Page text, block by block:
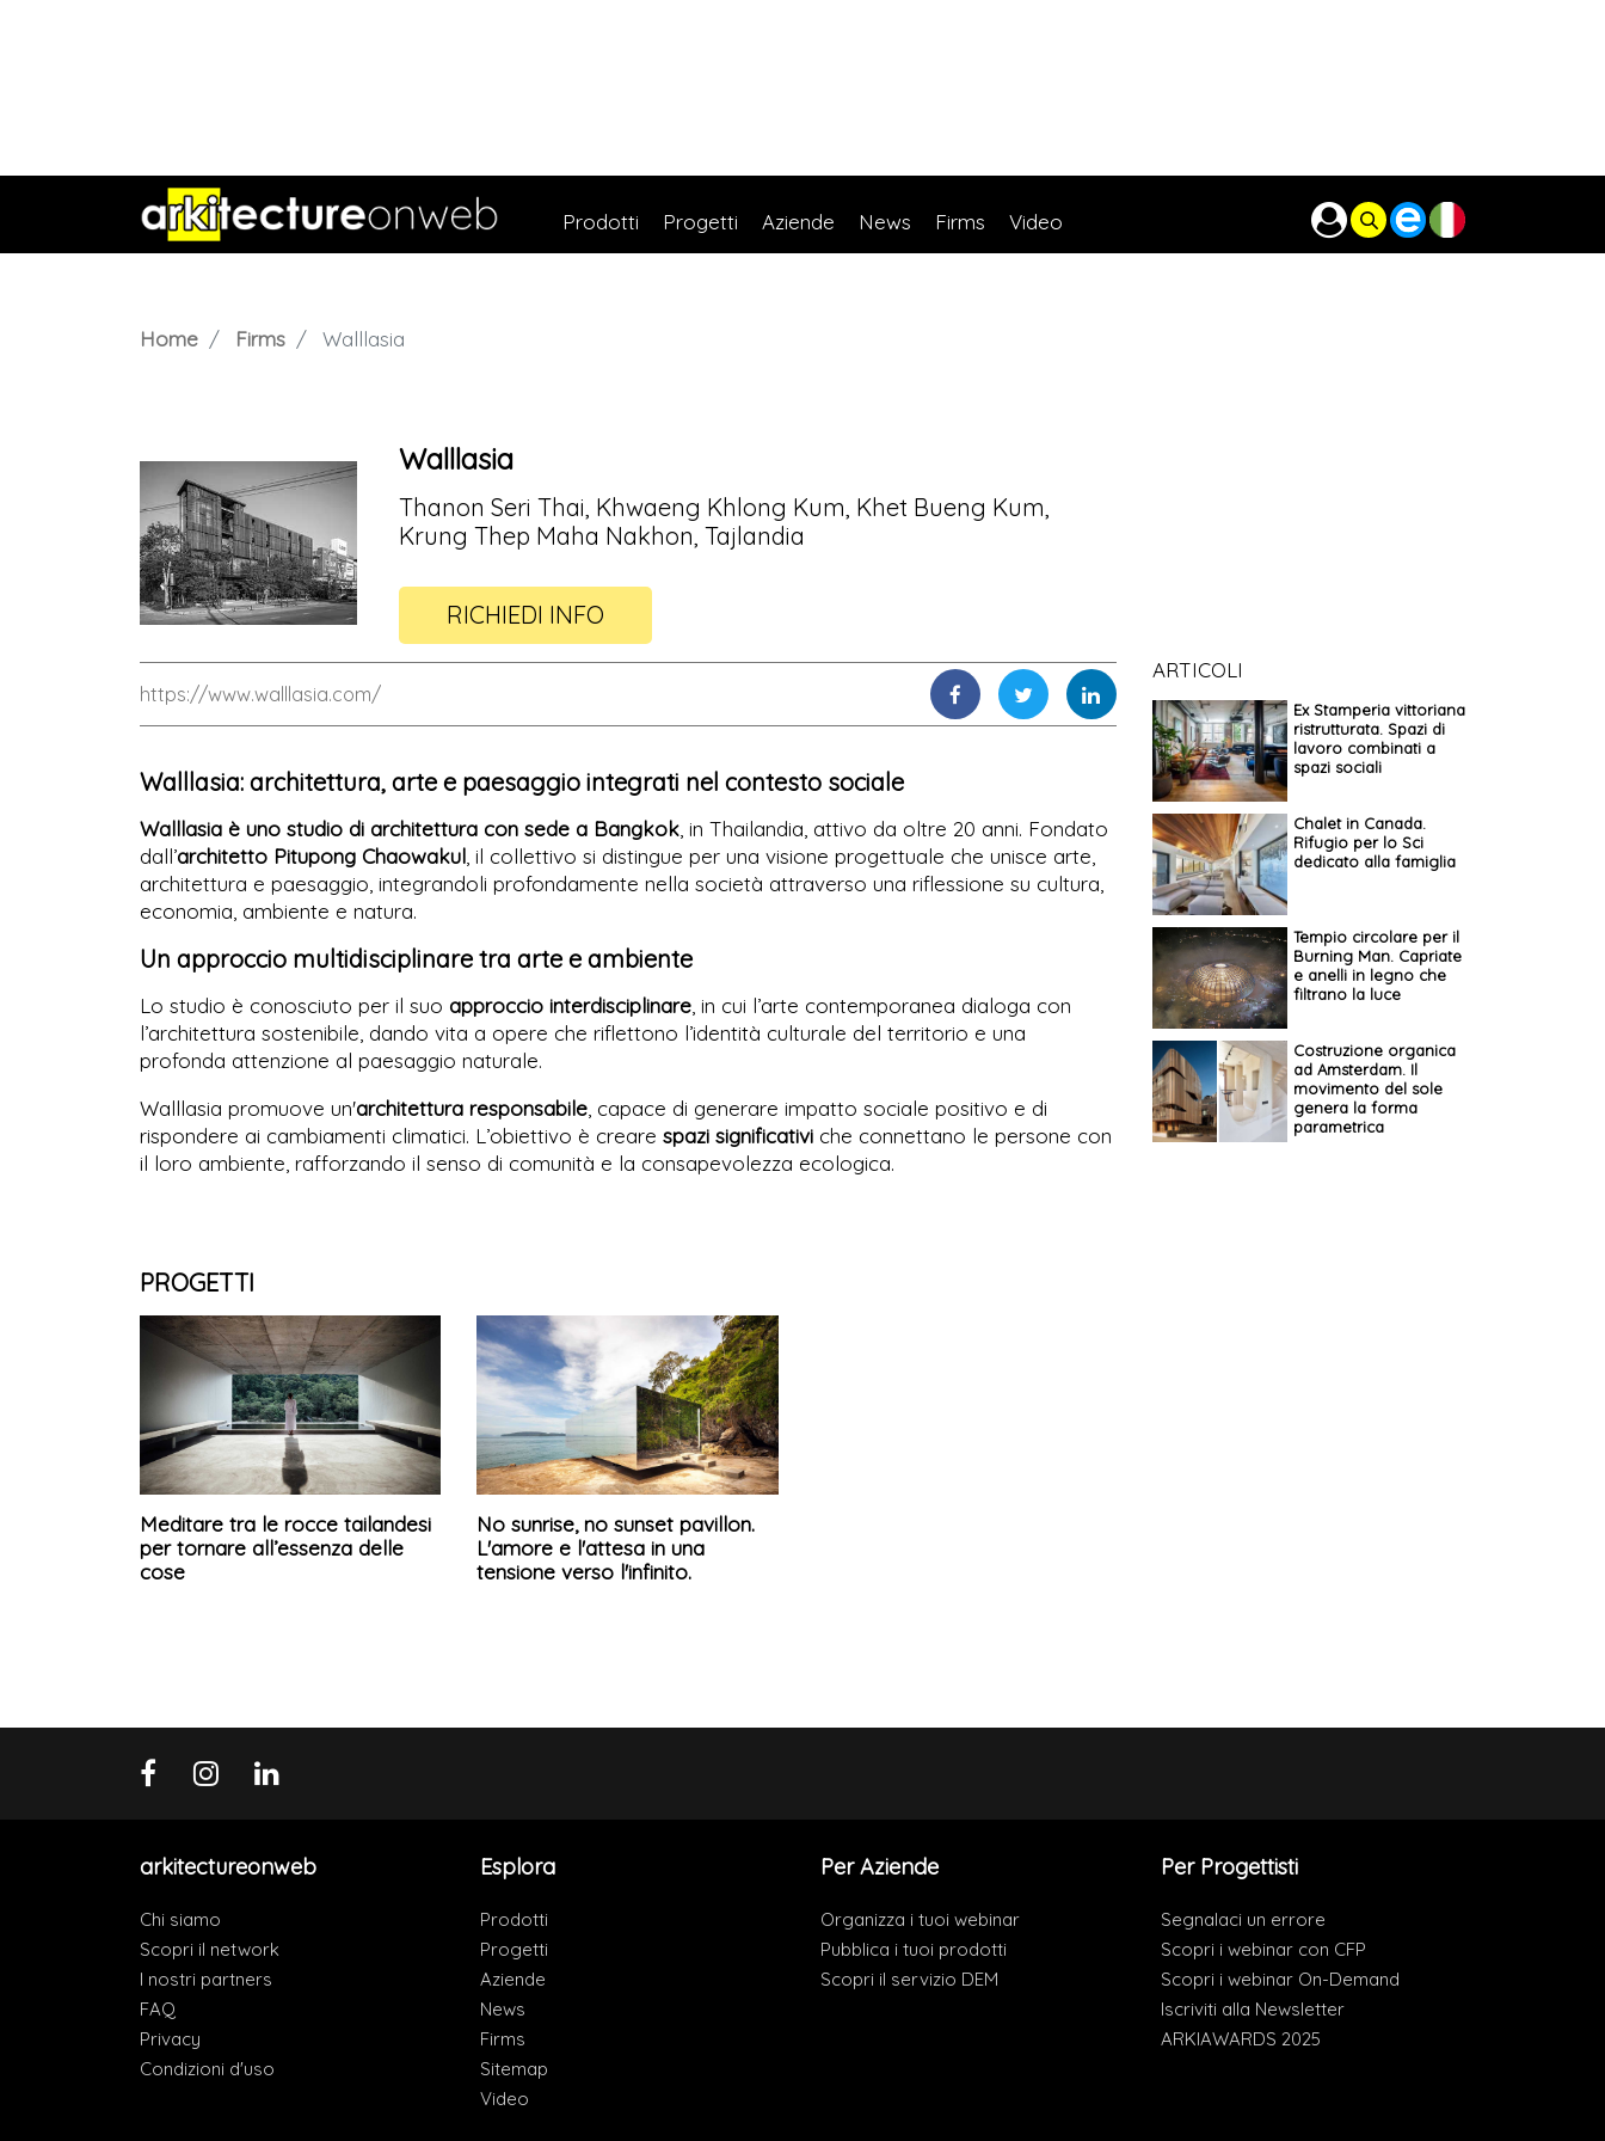
Prodotti Progetti Aziende News Firms Video
Home Firms Walllasia
Walllasia
Thanon Seri Thai, Khwaeng Khlong Kum, Khet Bueng Kum,
Krung Thep Maha Nakhon, Tajlandia
RICHIEDI INFO
https://www.walllasia.com/
Walllasia: architettura, arte e paesaggio integrati nel contesto sociale
Walllasia è uno studio di architettura con sede a Bangkok , in Thailandia, attivo da oltre 20 anni. Fondato
dall’architetto Pitupong Chaowakul , il collettivo si distingue per una visione progettuale che unisce arte,
architettura e paesaggio, integrandoli profondamente nella società attraverso una riflessione su cultura,
economia, ambiente e natura.
Un approccio multidisciplinare tra arte e ambiente
Lo studio è conosciuto per il suo approccio interdisciplinare , in cui l’arte contemporanea dialoga con
l’architettura sostenibile, dando vita a opere che riflettono l’identità culturale del territorio e una
profonda attenzione al paesaggio naturale.
Walllasia promuove un'architettura responsabile , capace di generare impatto sociale positivo e di
rispondere ai cambiamenti climatici. L’obiettivo è creare spazi significativi che connettano le persone con
il loro ambiente, rafforzando il senso di comunità e la consapevolezza ecologica.
PROGETTI
Meditare tra le rocce tailandesi
per tornare all’essenza delle
cose
No sunrise, no sunset pavillon.
L'amore e l'attesa in una
tensione verso l'infinito.
ARTICOLI
Ex Stamperia vittoriana
ristrutturata. Spazi di
lavoro combinati a
spazi sociali
Chalet in Canada.
Rifugio per lo Sci
dedicato alla famiglia
Tempio circolare per il
Burning Man. Capriate
e anelli in legno che
filtrano la luce
Costruzione organica
ad Amsterdam. Il
movimento del sole
genera la forma
parametrica
arkitectureonweb
Chi siamo
Scopri il network
I nostri partners
FAQ
Privacy
Condizioni d'uso
Esplora
Prodotti
Progetti
Aziende
News
Firms
Sitemap
Video
Per Aziende
Organizza i tuoi webinar
Pubblica i tuoi prodotti
Scopri il servizio DEM
Per Progettisti
Segnalaci un errore
Scopri i webinar con CFP
Scopri i webinar On-Demand
Iscriviti alla Newsletter
ARKIAWARDS 2025